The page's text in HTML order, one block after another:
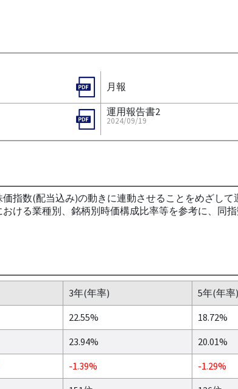
月報
運用報告書2
2024/09/19
指数(配当込み)の動きに連動させることをめざして
ける業種別、銘柄別時価構成比率等を参考に、同
3年(年率) 5年(年率)
22.55% 18.72%
23.94% 20.01%
-1.39% -1.29%